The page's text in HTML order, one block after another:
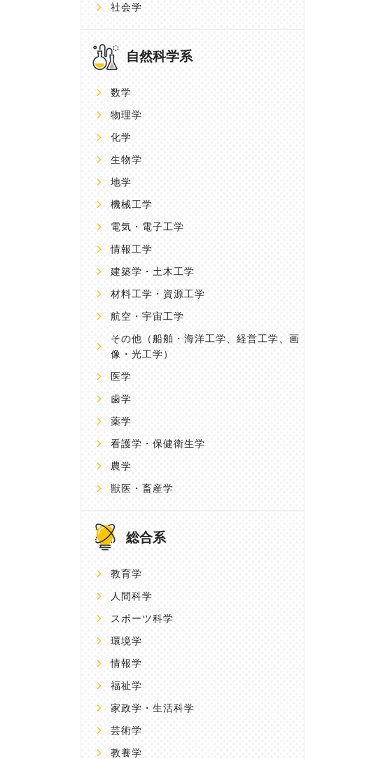
社会学
自然科学系
数学
物理学
化学
生物学
地学
機械工学
電気・電子工学
情報工学
建築学・土木工学
材料工学・資源工学
航空・宇宙工学
その他 （船舶・海洋工学、経営工学、画
像・光工学）
医学
歯学
薬学
看護学・保健衛生学
農学
獣医・畜産学
総合系
教育学
人間科学
スポーツ科学
環境学
情報学
福祉学
家政学・生活科学
芸術学
教養学